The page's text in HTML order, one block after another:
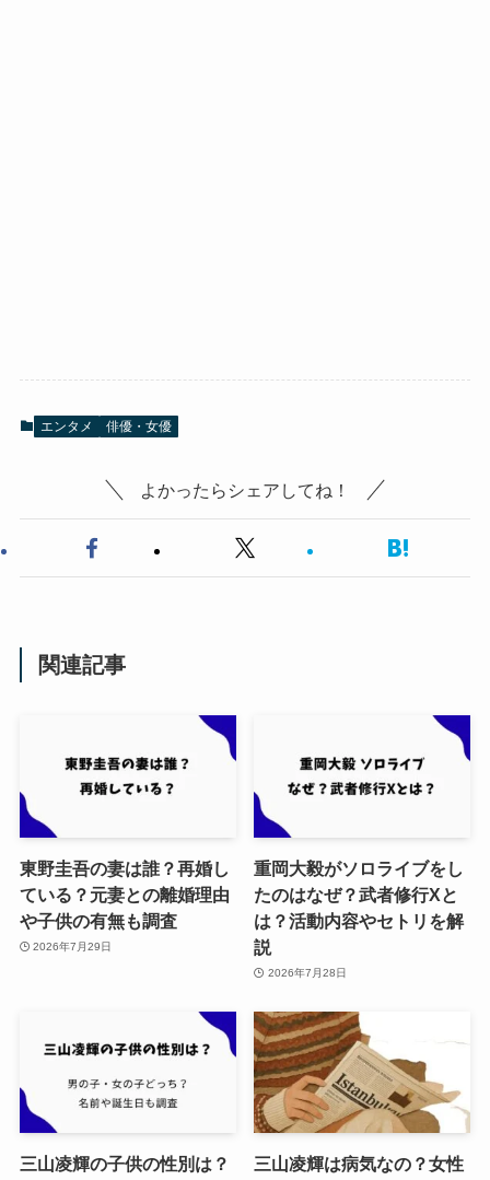
エンタメ 俳優・女優
よかったらシェアしてね！
関連記事
東野圭吾の妻は誰？再婚し
ている？元妻との離婚理由
や子供の有無も調査
2026年7月29日
重岡大毅がソロライブをし
たのはなぜ？武者修行Xと
は？活動内容やセトリを解
説
2026年7月28日
三山凌輝の子供の性別は？ 三山凌輝は病気なの？女性